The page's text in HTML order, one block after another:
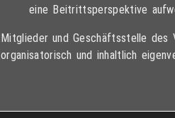
eine Beitrittsperspektive
Mitglieder und Geschäftsstelle des
organisatorisch und inhaltlich